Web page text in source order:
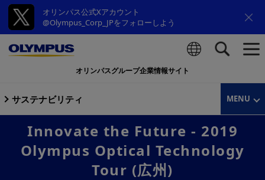
オリンパス公式Xアカウント
@Olympus_Corp_JPをフォローしよう
オリンパスグループ企業情報サイト
サステナビリティ MENU
Innovate the Future - 2019
Olympus Optical Technology
Tour (広州)